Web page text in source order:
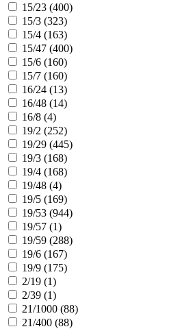
15/23 (400)
15/3 (323)
15/4 (163)
15/47 (400)
15/6 (160)
15/7 (160)
16/24 (13)
16/48 (14)
16/8 (4)
19/2 (252)
19/29 (445)
19/3 (168)
19/4 (168)
19/48 (4)
19/5 (169)
19/53 (944)
19/57 (1)
19/59 (288)
19/6 (167)
19/9 (175)
2/19 (1)
2/39 (1)
21/1000 (88)
21/400 (88)